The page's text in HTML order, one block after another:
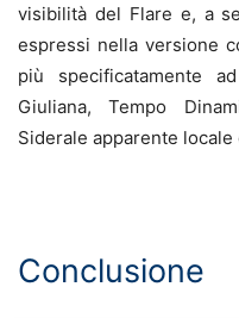
visibilità del Flare e, a
espressi nella versione
più specificatamente
Giuliana, Tempo
Siderale apparente
Conclusione